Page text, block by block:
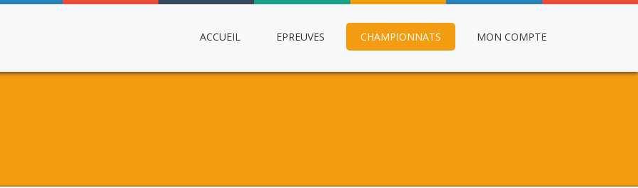
ACCUEIL EPREUVES CHAMPIONNATS MON COMPTE